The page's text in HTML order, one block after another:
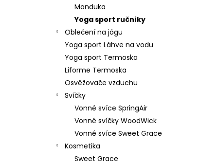
Manduka
Yoga sport ručníky
Oblečení na jógu
Yoga sport Láhve na vodu
Yoga sport Termoska
Liforme Termoska
Osvěžovače vzduchu
Svíčky
Vonné svíce SpringAir
Vonné svíčky WoodWick
Vonné svíce Sweet Grace
Kosmetika
Sweet Grace
VINCENTKA 0.7 L
59 Kč